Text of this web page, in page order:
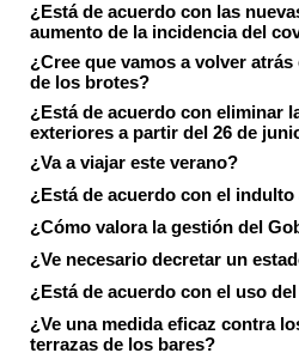
¿Está de acuerdo con las
aumento de la incidencia del
¿Cree que vamos a volver
de los brotes?
¿Está de acuerdo con eliminar
exteriores a partir del 26 de
¿Va a viajar este verano?
¿Está de acuerdo con el
¿Cómo valora la gestión del
¿Ve necesario decretar un
¿Está de acuerdo con el uso
¿Ve una medida eficaz contra
terrazas de los bares?